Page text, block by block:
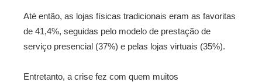
Até então, as lojas físicas tradicionais eram as favoritas
de 41,4%, seguidas pelo modelo de prestação de
serviço presencial (37%) e pelas lojas virtuais (35%).
Entretanto, a crise fez com quem muitos